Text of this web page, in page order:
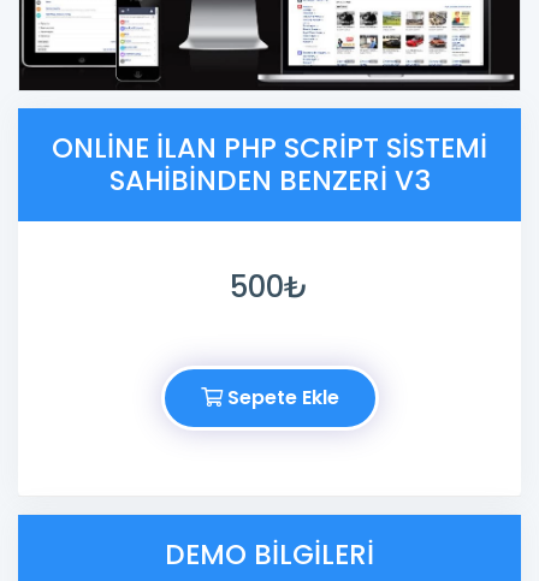
ONLINE ILAN PHP SCRIPT SISTEMI
SAHIBINDEN BENZERI V3
500₺
Sepete Ekle
DEMO BILGILERI